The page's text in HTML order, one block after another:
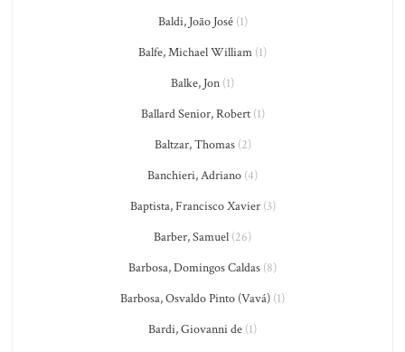
Baldi, João José(1)
Balfe, Michael William (1)
Balke, Jon (1)
Ballard Senior, Robert(1)
Baltzar, Thomas(2)
Banchieri, Adriano (4)
Baptista, Francisco Xavier(3)
Barber, Samuel (26)
Barbosa, Domingos Caldas (8)
Barbosa, Osvaldo Pinto (Vavá) (1)
Bardi, Giovanni de (1)